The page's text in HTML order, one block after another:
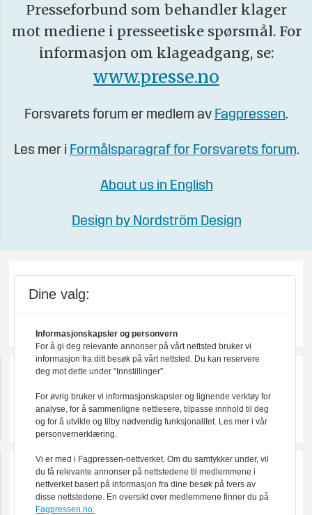
Presseforbund som behandler klager
mot mediene i presseetiske spørsmål. For
informasjon om klageadgang, se:
www.presse.no
Forsvarets forum er medlem av Fagpressen.
Les mer i Formålsparagraf for Forsvarets forum.
About us in English
Design by Nordström Design
Dine valg:
Informasjonskapsler og personvern
For å gi deg relevante annonser på vårt nettsted bruker vi
informasjon fra ditt besøk på vårt nettsted. Du kan reservere
deg mot dette under "Innstillinger".
For øvrig bruker vi informasjonskapsler og lignende verktøy for
analyse, for å sammenligne nettlesere, tilpasse innhold til deg
og for å utvikle og tilby nødvendig funksjonalitet. Les mer i vår
personvernerklæring.
Vi er med i Fagpressen-nettverket. Om du samtykker under, vil
du få relevante annonser på nettstedene til medlemmene i
nettverket basert på informasjon fra dine besøk på tvers av
disse nettstedene. En oversikt over medlemmene finner du på
Fagpressen.no.